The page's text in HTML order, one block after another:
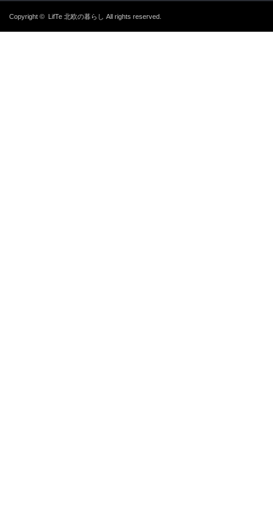
Copyright © LifTe 北欧の暮らし All rights reserved.